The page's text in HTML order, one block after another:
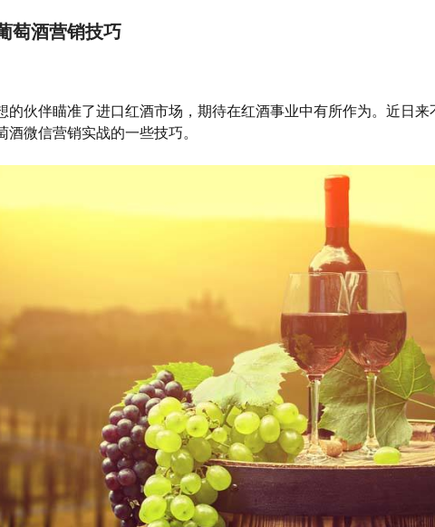
萄酒营销技巧
的伙伴瞄准了进口红酒市场，期待在红酒事业中有所作为。近日
微信营销实战的一些技巧。